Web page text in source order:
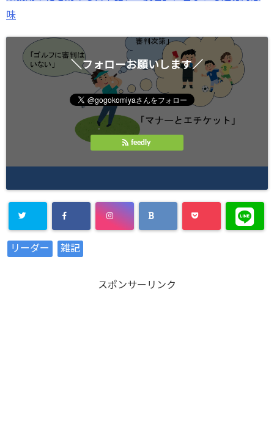
味
＼フォローお願いします／
feedly
Undefined
リーダー 雑記
スポンサーリンク